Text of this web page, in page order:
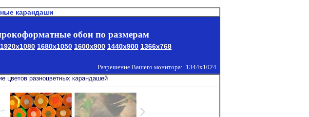
карандаши
обои по размерам
1920x1080 1680x1050 1600x900 1440x900 1366x768
Разрешение Вашего монитора: 1344x1024
цветов разноцветных карандашей